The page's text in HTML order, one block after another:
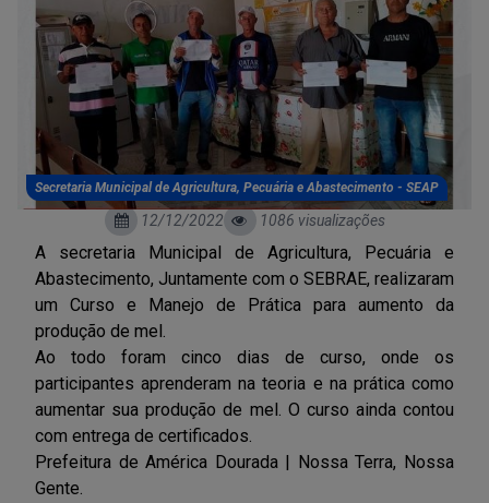
Secretaria Municipal de Agricultura, Pecuária e Abastecimento - SEAP
12/12/2022 1086 visualizações
A secretaria Municipal de Agricultura, Pecuária e
Abastecimento, Juntamente com o SEBRAE, realizaram
um Curso e Manejo de Prática para aumento da
produção de mel.
Ao todo foram cinco dias de curso, onde os
participantes aprenderam na teoria e na prática como
aumentar sua produção de mel. O curso ainda contou
com entrega de certificados.
Prefeitura de América Dourada | Nossa Terra, Nossa
Gente.